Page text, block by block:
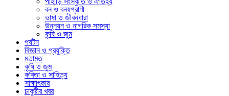
বন ও বন্যপ্রাণী
ভাষা ও জীবনধারা
উন্নয়ন ও নাগরিক সমস্যা
কৃষি ও জুম
পর্যটন
বিজ্ঞান ও প্রযুক্তি
মতামত
কৃষি ও জুম
কবিতা ও সাহিত্য
সাক্ষাৎকার
চাকুরীর খবর